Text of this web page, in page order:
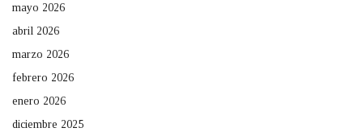
mayo 2026
abril 2026
marzo 2026
febrero 2026
enero 2026
diciembre 2025